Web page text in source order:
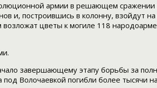
армии в решающем сражении
и, построившись в колонну, взойдут
цветы к могиле 118
завершающему этапу борьбы за
Волочаевкой погибли более тысячи